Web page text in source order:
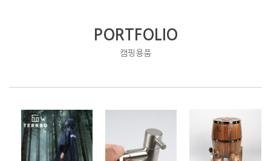
PORTFOLIO
캠핑용품